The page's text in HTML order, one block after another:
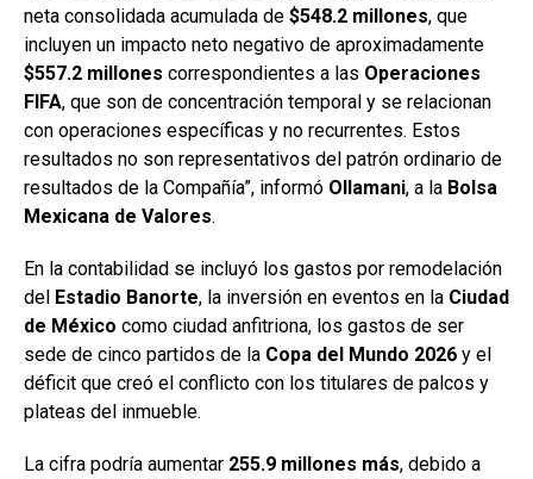
neta consolidada acumulada de $548.2 millones, que
incluyen un impacto neto negativo de aproximadamente
$557.2 millones correspondientes a las Operaciones
FIFA, que son de concentración temporal y se relacionan
con operaciones específicas y no recurrentes. Estos
resultados no son representativos del patrón ordinario de
resultados de la Compañía”, informó Ollamani, a la Bolsa
Mexicana de Valores.
En la contabilidad se incluyó los gastos por remodelación
del Estadio Banorte, la inversión en eventos en la Ciudad
de México como ciudad anfitriona, los gastos de ser
sede de cinco partidos de la Copa del Mundo 2026 y el
déficit que creó el conflicto con los titulares de palcos y
plateas del inmueble.
La cifra podría aumentar 255.9 millones más, debido a